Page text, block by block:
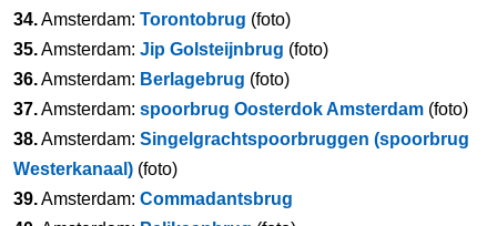
34.Amsterdam: Torontobrug (foto)
35.Amsterdam: Jip Golsteijnbrug (foto)
36.Amsterdam: Berlagebrug (foto)
37.Amsterdam: spoorbrug Oosterdok Amsterdam (foto)
38.Amsterdam: Singelgrachtspoorbruggen (spoorbrug
Westerkanaal) (foto)
39.Amsterdam: Commadantsbrug